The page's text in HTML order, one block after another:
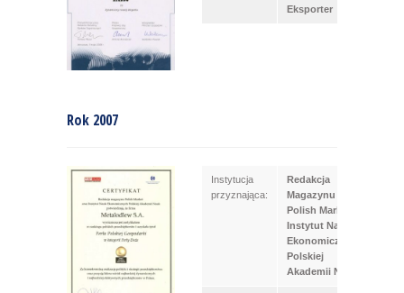
Eksporter
Rok 2007
Instytucja
przyznająca:
Redakcja
Magazynu
Polish Market;
Instytut Nauk
Ekonomicznych
Polskiej
Akademii Nauk